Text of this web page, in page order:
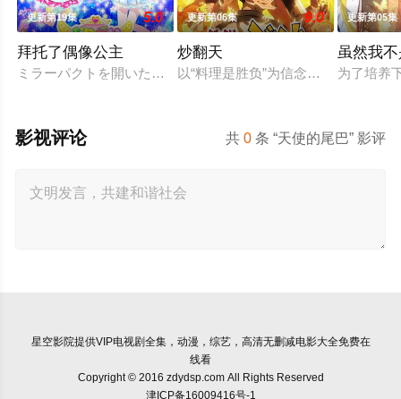
更新第19集 5.0
拜托了偶像公主
ミラーパクトを開いたら、メイクとコーデでオシャレな私に
更新第06集 9.0
炒翻天
以“料理是胜负”为信念、“中国菜霸
更新第05集
虽然我
为了培养
共0 条 “天使的尾巴” 影评
影视评论
星空影院提供VIP电视剧全集，动漫，综艺，高清无删减电影大全免费在
线看
Copyright © 2016 zdydsp.com All Rights Reserved
津ICP备16009416号-1